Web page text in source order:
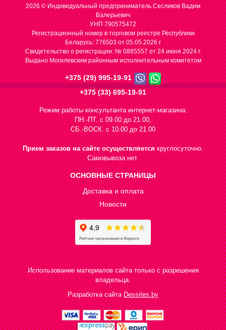
2026 © Индивидуальный предприниматель Сесликов Вадим
Валерьевич
УНП 790575472
Регистрационный номер в торговом реестре Республики
Беларусь: 776503 от 05.05.2026 г
Cвидетельство о регистрации: № 0885557 от 24 июня 2024 г.
Выдано Могилевским районным исполнительным комитетом
+375 (29) 995-19-91
+375 (33) 695-19-91
Режим работы консультанта интернет-магазина:
ПН.-ПТ. с 09.00 до 21.00,
СБ.-ВОСК. с 10.00 до 21.00
Прием заказов на сайте осуществляетсякруглосуточно.
Самовывоза нет.
ОСНОВНЫЕ СТРАНИЦЫ
Доставка и оплата
Новости
Использование материалов сайта только с разрешения
владельца.
Разработка сайтаDessites.by